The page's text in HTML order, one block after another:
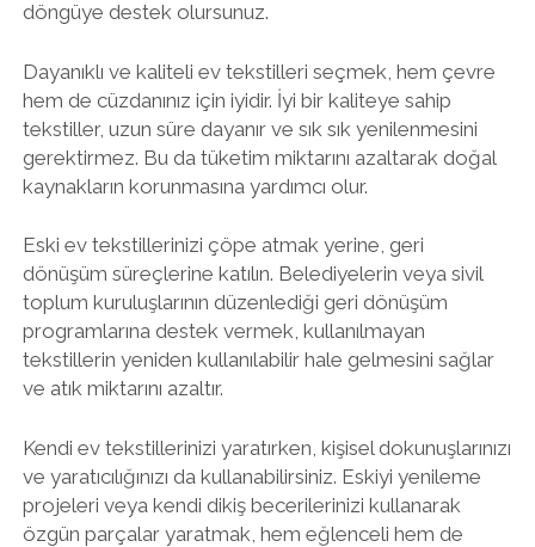
döngüye destek olursunuz.
Dayanıklı ve kaliteli ev tekstilleri seçmek, hem çevre
hem de cüzdanınız için iyidir. İyi bir kaliteye sahip
tekstiller, uzun süre dayanır ve sık sık yenilenmesini
gerektirmez. Bu da tüketim miktarını azaltarak doğal
kaynakların korunmasına yardımcı olur.
Eski ev tekstillerinizi çöpe atmak yerine, geri
dönüşüm süreçlerine katılın. Belediyelerin veya sivil
toplum kuruluşlarının düzenlediği geri dönüşüm
programlarına destek vermek, kullanılmayan
tekstillerin yeniden kullanılabilir hale gelmesini sağlar
ve atık miktarını azaltır.
Kendi ev tekstillerinizi yaratırken, kişisel dokunuşlarınızı
ve yaratıcılığınızı da kullanabilirsiniz. Eskiyi yenileme
projeleri veya kendi dikiş becerilerinizi kullanarak
özgün parçalar yaratmak, hem eğlenceli hem de